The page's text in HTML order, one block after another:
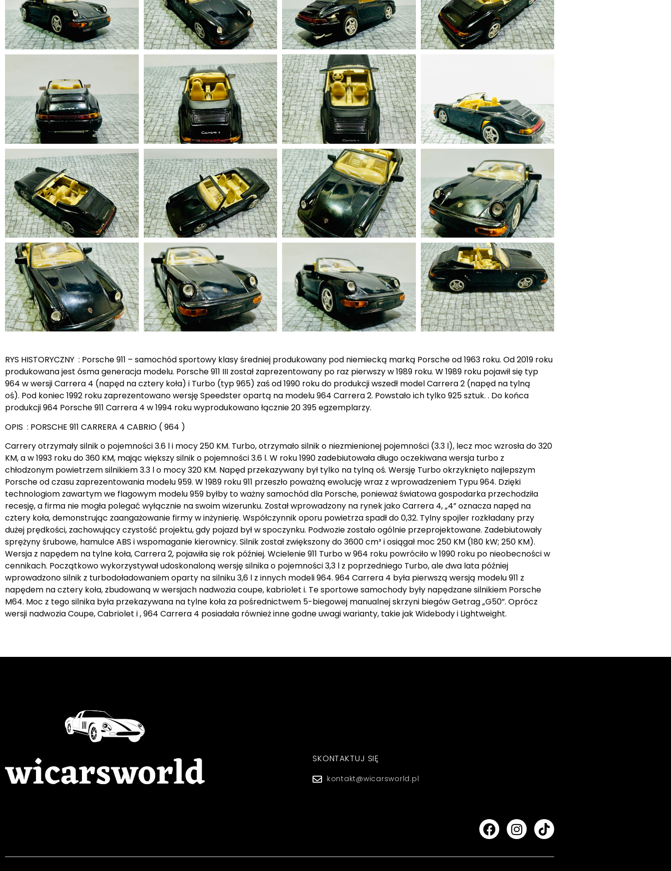
RYS HISTORYCZNY : Porsche 911 – samochód sportowy klasy średniej produkowany pod niemiecką marką Porsche od 1963 roku. Od 2019 roku
produkowana jest ósma generacja modelu. Porsche 911 III został zaprezentowany po raz pierwszy w 1989 roku. W 1989 roku pojawił się typ
964 w wersji Carrera 4 (napęd na cztery koła) i Turbo (typ 965) zaś od 1990 roku do produkcji wszedł model Carrera 2 (napęd na tylną
oś). Pod koniec 1992 roku zaprezentowano wersję Speedster opartą na modelu 964 Carrera 2. Powstało ich tylko 925 sztuk. . Do końca
produkcji 964 Porsche 911 Carrera 4 w 1994 roku wyprodukowano łącznie 20 395 egzemplarzy.
OPIS : PORSCHE 911 CARRERA 4 CABRIO ( 964 )
Carrery otrzymały silnik o pojemności 3.6 l i mocy 250 KM. Turbo, otrzymało silnik o niezmienionej pojemności (3.3 l), lecz moc wzrosła do 320
KM, a w 1993 roku do 360 KM, mając większy silnik o pojemności 3.6 l. W roku 1990 zadebiutowała długo oczekiwana wersja turbo z
chłodzonym powietrzem silnikiem 3.3 l o mocy 320 KM. Napęd przekazywany był tylko na tylną oś. Wersję Turbo okrzyknięto najlepszym
Porsche od czasu zaprezentowania modelu 959. W 1989 roku 911 przeszło poważną ewolucję wraz z wprowadzeniem Typu 964. Dzięki
technologiom zawartym we flagowym modelu 959 byłby to ważny samochód dla Porsche, ponieważ światowa gospodarka przechodziła
recesję, a firma nie mogła polegać wyłącznie na swoim wizerunku. Został wprowadzony na rynek jako Carrera 4, „4” oznacza napęd na
cztery koła, demonstrując zaangażowanie firmy w inżynierię. Współczynnik oporu powietrza spadł do 0,32. Tylny spojler rozkładany przy
dużej prędkości, zachowujący czystość projektu, gdy pojazd był w spoczynku. Podwozie zostało ogólnie przeprojektowane. Zadebiutowały
sprężyny śrubowe, hamulce ABS i wspomaganie kierownicy. Silnik został zwiększony do 3600 cm³ i osiągał moc 250 KM (180 kW; 250 KM).
Wersja z napędem na tylne koła, Carrera 2, pojawiła się rok później. Wcielenie 911 Turbo w 964 roku powróciło w 1990 roku po nieobecności w
cennikach. Początkowo wykorzystywał udoskonaloną wersję silnika o pojemności 3,3 l z poprzedniego Turbo, ale dwa lata później
wprowadzono silnik z turbodoładowaniem oparty na silniku 3,6 l z innych modeli 964. 964 Carrera 4 była pierwszą wersją modelu 911 z
napędem na cztery koła, zbudowaną w wersjach nadwozia coupe, kabriolet i. Te sportowe samochody były napędzane silnikiem Porsche
M64. Moc z tego silnika była przekazywana na tylne koła za pośrednictwem 5-biegowej manualnej skrzyni biegów Getrag „G50”. Oprócz
wersji nadwozia Coupe, Cabriolet i , 964 Carrera 4 posiadała również inne godne uwagi warianty, takie jak Widebody i Lightweight.
SKONTAKTUJ SIĘ
kontakt@wicarsworld.pl